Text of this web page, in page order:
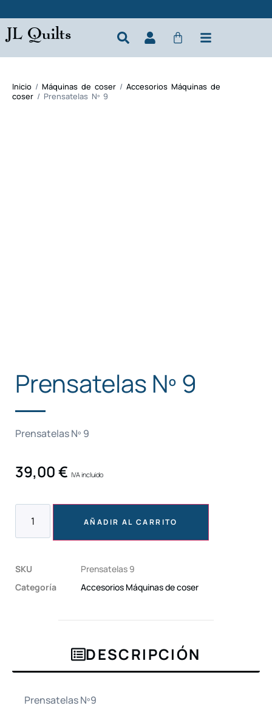
JL Quilts
Inicio / Máquinas de coser / Accesorios Máquinas de
coser / Prensatelas Nº 9
Prensatelas Nº 9
Prensatelas Nº 9
39,00€ IVA incluido
AÑADIR AL CARRITO
SKU
Prensatelas 9
Categoría
Accesorios Máquinas de coser
DESCRIPCIÓN
Prensatelas Nº9